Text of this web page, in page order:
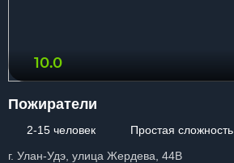
10.0
Пожиратели
2-15 человек
Простая сложность
г. Улан-Удэ, улица Жердева, 44В